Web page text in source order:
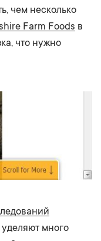
чем несколько
Farm Foods в
что нужно
уделяют много